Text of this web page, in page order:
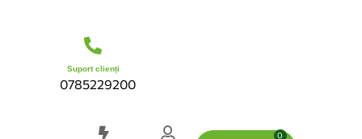
Suport clienți
0785229200
0